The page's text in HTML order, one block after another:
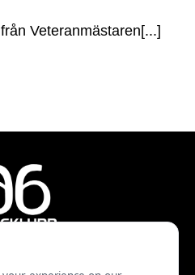
Veteranmästaren[...]